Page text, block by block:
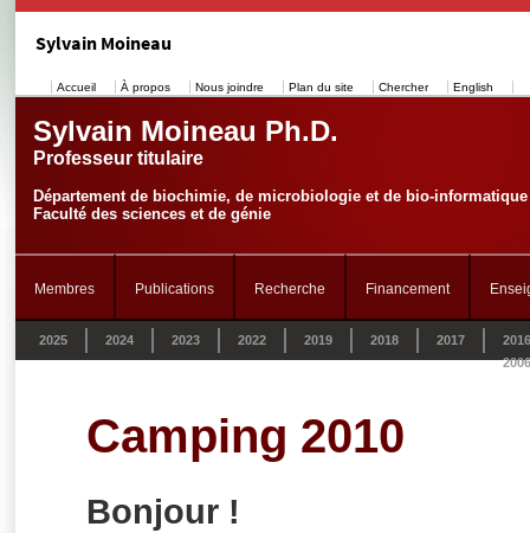
Sylvain Moineau
Accueil À propos Nous joindre Plan du site Chercher English
Sylvain Moineau Ph.D.
Professeur titulaire
Département de biochimie, de microbiologie et de bio-informatique
Faculté des sciences et de génie
Membres Publications Recherche Financement
2025 2024 2023 2022 2019 2018 2017
2016
2006
Camping 2010
Bonjour !